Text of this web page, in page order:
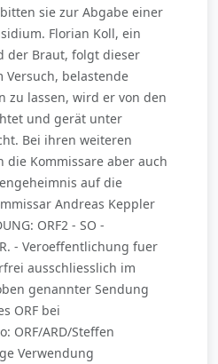
sie zur Abgabe einer
Florian Koll, ein
der Braut, folgt dieser
Versuch, belastende
zu lassen, wird er von den
und gerät unter
Bei ihren weiteren
die Kommissare aber auch
auf die
Andreas Keppler
ORF2 - SO -
- Veroeffentlichung fuer
ausschliesslich im
genannter Sendung
ORF bei
ORF/ARD/Steffen
Verwendung